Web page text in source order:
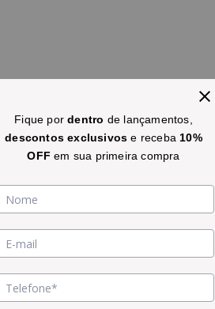
ATACADO
Fique por dentro de lançamentos,
descontos exclusivose receba10%
OFF em sua primeira compra